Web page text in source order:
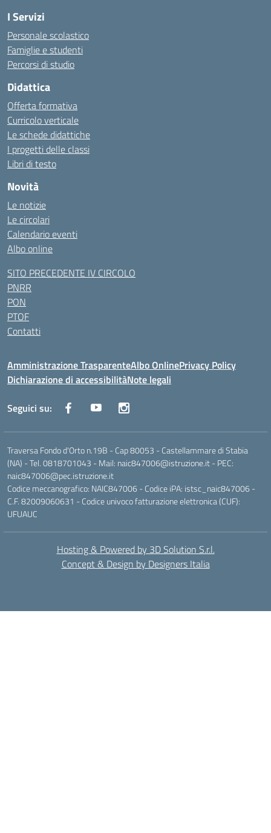
I Servizi
Personale scolastico
Famiglie e studenti
Percorsi di studio
Didattica
Offerta formativa
Curricolo verticale
Le schede didattiche
I progetti delle classi
Libri di testo
Novità
Le notizie
Le circolari
Calendario eventi
Albo online
SITO PRECEDENTE IV CIRCOLO
PNRR
PON
PTOF
Contatti
Amministrazione TrasparenteAlbo OnlinePrivacy Policy
Dichiarazione di accessibilitàNote legali
Seguici su:
Traversa Fondo d'Orto n.19B - Cap 80053 - Castellammare di Stabia
(NA) - Tel. 0818701043 - Mail: naic847006@istruzione.it - PEC:
naic847006@pec.istruzione.it
Codice meccanografico: NAIC847006 - Codice iPA: istsc_naic847006 -
C.F. 82009060631 - Codice univoco fatturazione elettronica (CUF):
UFUAUC
Hosting & Powered by 3D Solution S.r.l.
Concept & Design by Designers Italia